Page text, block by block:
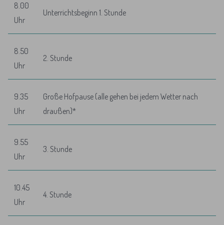
8.00
Uhr
Unterrichtsbeginn 1. Stunde
8.50
Uhr
2. Stunde
9.35
Uhr
Große Hofpause (alle gehen bei jedem Wetter nach
draußen)*
9.55
Uhr
3. Stunde
10.45
Uhr
4. Stunde